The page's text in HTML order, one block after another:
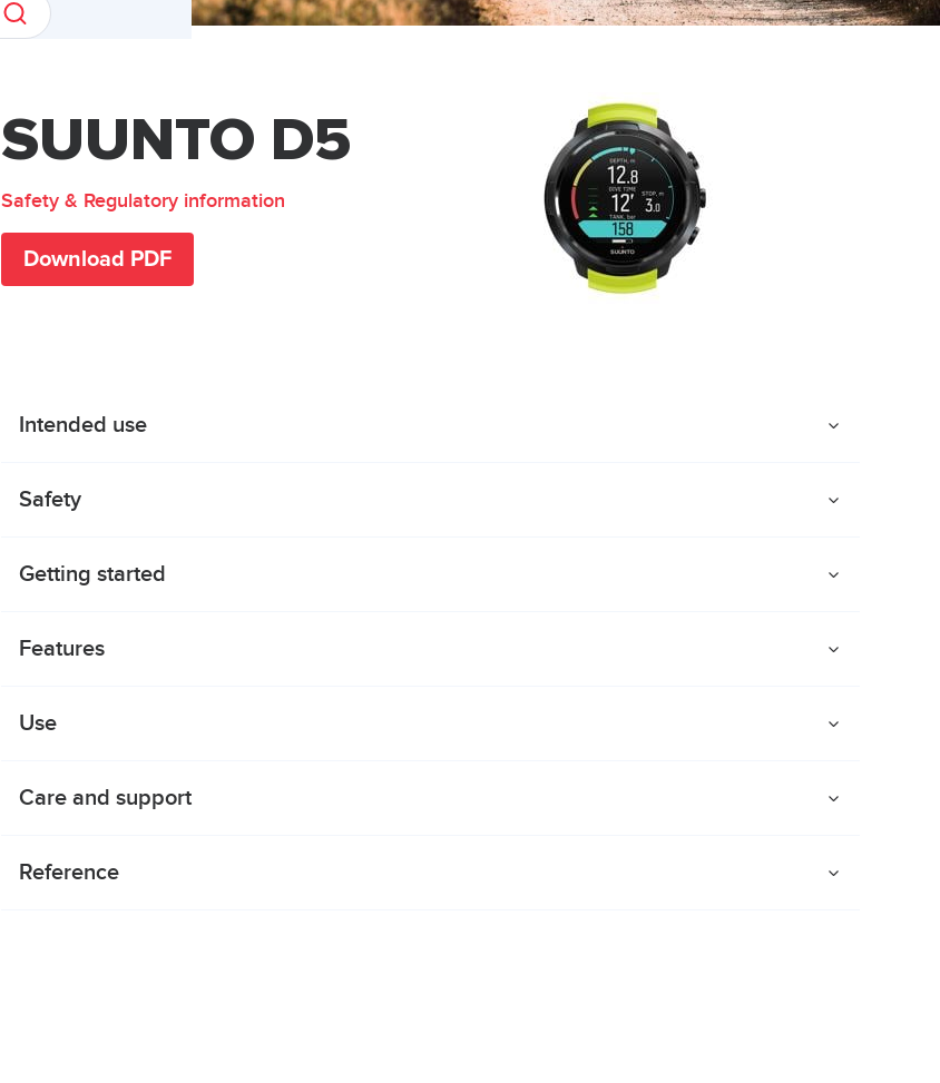
SUUNTO D5
Safety & Regulatory information
Download PDF
Intended use
Safety
Getting started
Features
Use
Care and support
Reference